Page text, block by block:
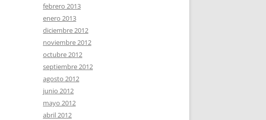
febrero 2013
enero 2013
diciembre 2012
noviembre 2012
octubre 2012
septiembre 2012
agosto 2012
junio 2012
mayo 2012
abril 2012